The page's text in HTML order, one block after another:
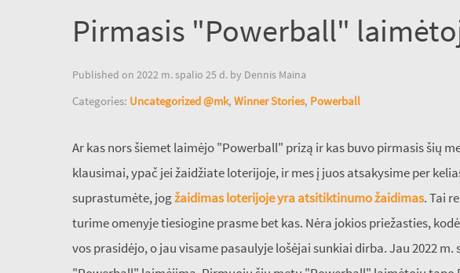
Pirmasis "Powerball"
Published on 2022 m. spalio 25 d. by Dennis Maina
Categories: Uncategorized @mk, Winner Stories, Powerball
Ar kas nors šiemet laimėjo "Powerball" prizą ir kas buvo pirmasis šių
klausimai, ypač jei žaidžiate loterijoje, ir mes į juos atsakysime per
suprastumėte, jogžaidimas loterijoje yra atsitiktinumo žaidimas. Tai
turime omenyje tiesiogine prasme bet kas. Nėra jokios priežasties,
vos prasidėjo, o jau visame pasaulyje lošėjai sunkiai dirba. Jau 2022